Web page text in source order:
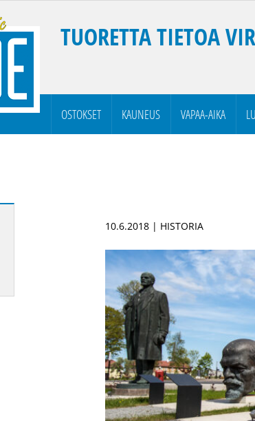
TUORETTA TIETOA
OSTOKSET KAUNEUS VAPAA-AIKA
10.6.2018 | HISTORIA